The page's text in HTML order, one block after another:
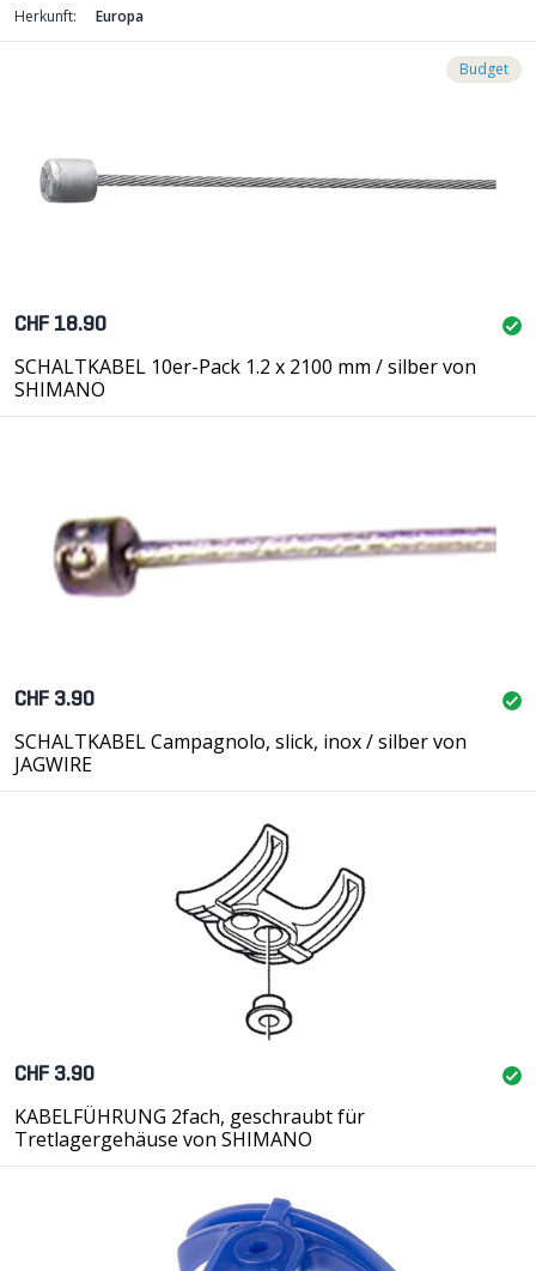
Herkunft: Europa
Budget
CHF 18.90
SCHALTKABEL 10er-Pack 1.2 x 2100 mm / silber von
SHIMANO
CHF 3.90
SCHALTKABEL Campagnolo, slick, inox / silber von
JAGWIRE
CHF 3.90
KABELFÜHRUNG 2fach, geschraubt für
Tretlagergehäuse von SHIMANO